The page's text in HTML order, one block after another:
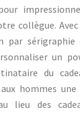
collègue.
par sérigraphie
un
du
hommes une
lieu des